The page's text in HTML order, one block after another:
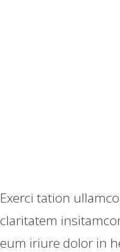
Exerci tation
claritatem
eum iriure dolor in